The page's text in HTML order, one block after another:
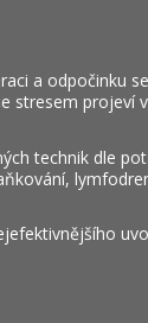
a odpočinku
stresem projeví
technik dle